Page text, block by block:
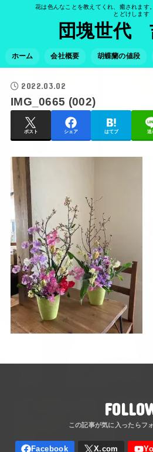
花は色んなことを教えてくれ、癒されます
とどけします
団塊世代
ホーム 会社概要 胡蝶蘭の値段
2022.03.02
IMG_0665 (002)
ポスト シェア はてブ 送